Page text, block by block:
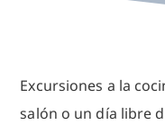
Excursiones a la
salón o un día libre